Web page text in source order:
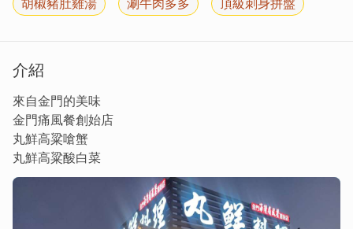
胡椒豬肚雞湯 涮牛肉多多 頂級刺身拼盤
介紹
來自金門的美味
金門痛風餐創始店
丸鮮高粱嗆蟹
丸鮮高粱酸白菜